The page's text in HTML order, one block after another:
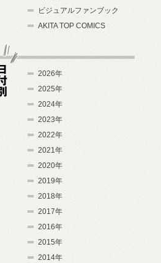
ビジュアルファンブック
AKITA TOP COMICS
2026年
2025年
2024年
2023年
2022年
2021年
2020年
2019年
2018年
2017年
2016年
2015年
2014年